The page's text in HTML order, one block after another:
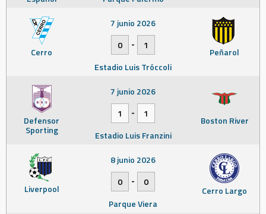
Cerro Peñarol
7 junio 2026
0
-
1
Estadio Luis Tróccoli
Defensor
Sporting
Boston River
7 junio 2026
1
-
1
Estadio Luis Franzini
Liverpool Cerro Largo
8 junio 2026
0
-
0
Parque Viera